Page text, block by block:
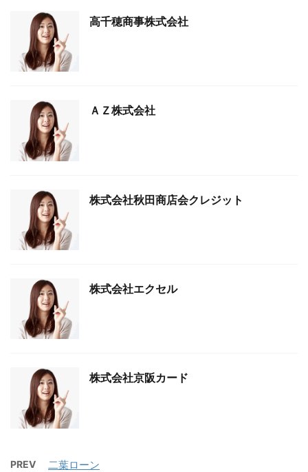
高千穂商事株式会社
ＡＺ株式会社
株式会社秋田商店会クレジット
株式会社エクセル
株式会社京阪カード
PREV 二葉ローン